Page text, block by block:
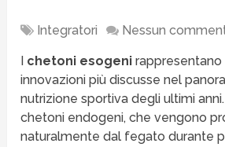
Integratori Nessun
chetoni esogeni rappresentano
innovazioni più discusse nel
nutrizione sportiva degli ultimi
chetoni endogeni, che vengono
naturalmente dal fegato durante